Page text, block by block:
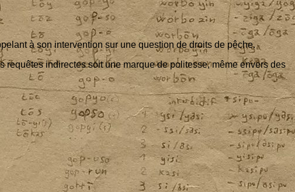
à son inter­ven­tion sur une ques­tion de droits de pêche.
requêtes indi­rectes soit une marque de poli­tesse, même envers des